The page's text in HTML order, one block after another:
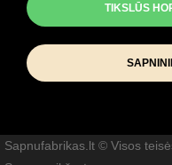
TIKSLŪS
Sapnufabrikas.lt © Visos